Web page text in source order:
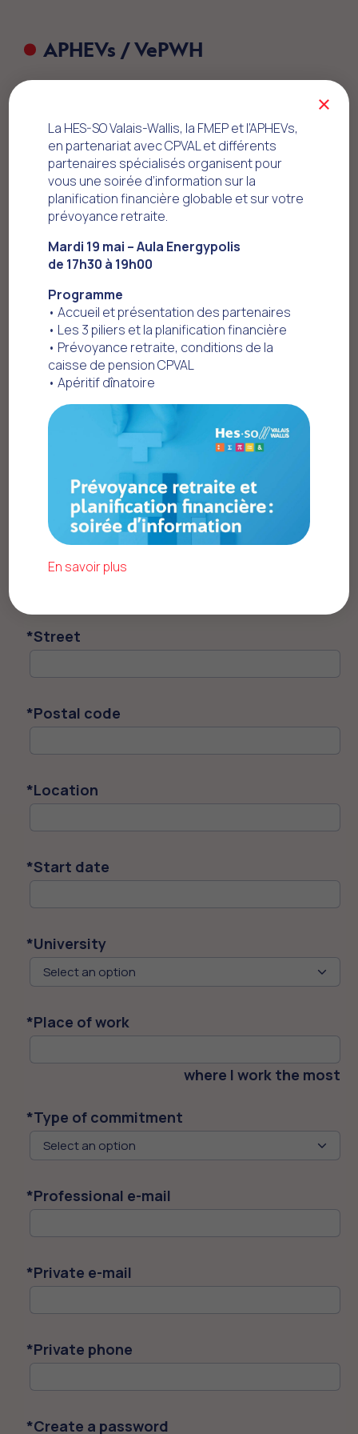
APHEVs / VePWH
Sign up
Title
Select an option
Last name
First name
Birthdate
*Street
*Postal code
*Location
*Start date
*University
Select an option
*Place of work
where I work the most
*Type of commitment
Select an option
*Professional e-mail
*Private e-mail
*Private phone
*Create a password
La HES-SO Valais-Wallis, la FMEP et l’APHEVs,
en partenariat avec CPVAL et différents
partenaires spécialisés organisent pour
vous une soirée d’information sur la
planification financière globable et sur votre
prévoyance retraite.
Mardi 19 mai – Aula Energypolis
de 17h30 à 19h00
Programme
• Accueil et présentation des partenaires
• Les 3 piliers et la planification financière
• Prévoyance retraite, conditions de la
caisse de pension CPVAL
• Apéritif dînatoire
En savoir plus
×